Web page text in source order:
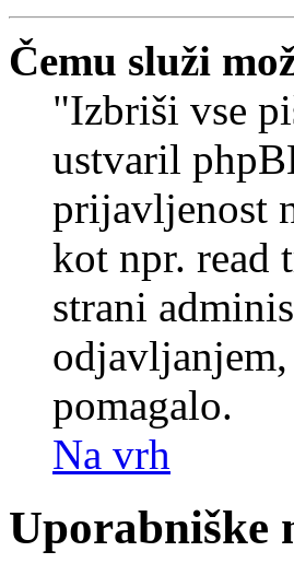
Čemu služi
"Izbriši vse
ustvaril
prijavljenost
kot npr. read
strani
pomagalo.
Na vrh
Uporabniške